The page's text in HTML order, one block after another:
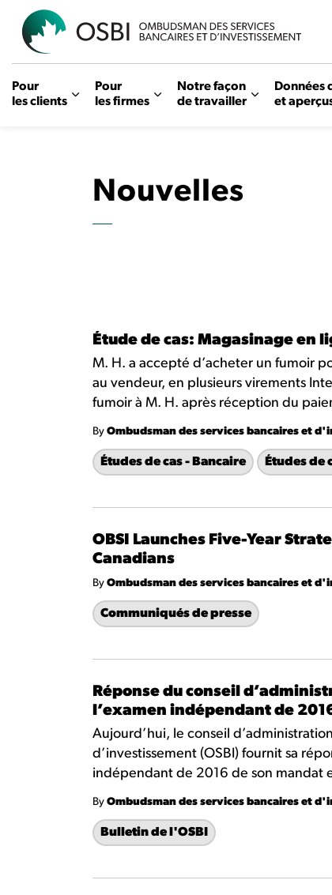
Pour
les clients
Pour
les firmes
Notre façon
de travailler
Données
et
Nouvelles
Étude de cas: Magasinage en
M. H. a accepté d’acheter un fumoir
au vendeur, en plusieurs virements
fumoir à M. H. après réception du
By Ombudsman des services bancaires et
Études de cas - Bancaire Études de
OBSI Launches Five-Year
Canadians
By Ombudsman des services bancaires et
Communiqués de presse
Réponse du conseil
l’examen indépendant de
Aujourd’hui, le conseil
d’investissement (OSBI) fournit sa
indépendant de 2016 de son mandat
By Ombudsman des services bancaires et
Bulletin de l'OSBI